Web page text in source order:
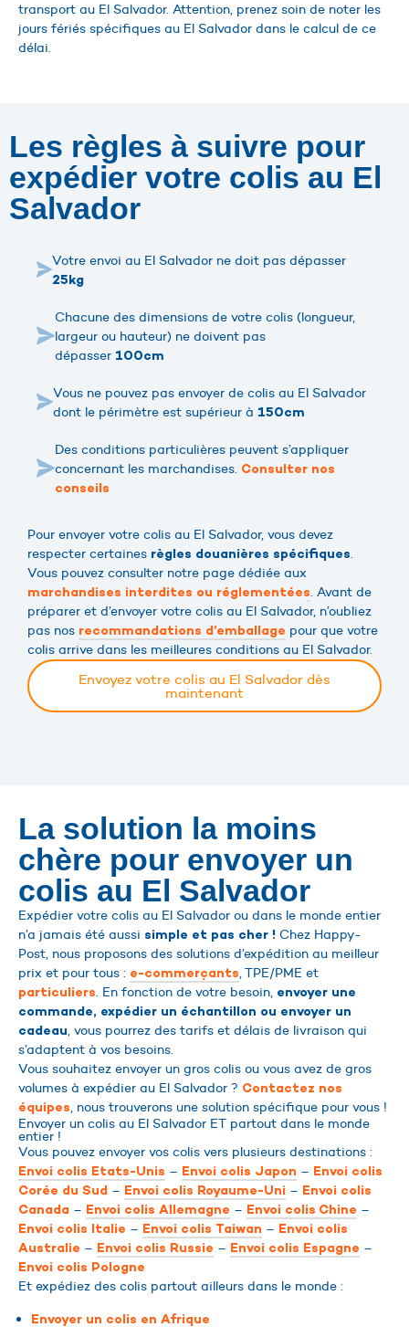
transport au El Salvador. Attention, prenez soin de noter les
jours fériés spécifiques au El Salvador dans le calcul de ce
délai.
Les règles à suivre pour
expédier votre colis au El
Salvador
Votre envoi au El Salvador ne doit pas dépasser
25kg
Chacune des dimensions de votre colis (longueur,
largeur ou hauteur) ne doivent pas
dépasser100cm
Vous ne pouvez pas envoyer de colis au El Salvador
dont le périmètre est supérieur à 150cm
Des conditions particulières peuvent s’appliquer
concernant les marchandises. Consulter nos
conseils
Pour envoyer votre colis au El Salvador, vous devez
respecter certaines règles douanières spécifiques.
Vous pouvez consulter notre page dédiée aux
marchandises interdites ou réglementées. Avant de
préparer et d’envoyer votre colis au El Salvador, n’oubliez
pas nos recommandations d’emballage pour que votre
colis arrive dans les meilleures conditions au El Salvador.
Envoyez votre colis au El Salvador dès
maintenant
La solution la moins
chère pour envoyer un
colis au El Salvador
Expédier votre colis au El Salvador ou dans le monde entier
n’a jamais été aussi simple et pas cher ! Chez Happy-
Post, nous proposons des solutions d’expédition au meilleur
prix et pour tous : e-commerçants, TPE/PME et
particuliers. En fonction de votre besoin, envoyer une
commande, expédier un échantillon ou envoyer un
cadeau, vous pourrez des tarifs et délais de livraison qui
s’adaptent à vos besoins.
Vous souhaitez envoyer un gros colis ou vous avez de gros
volumes à expédier au El Salvador ? Contactez nos
équipes, nous trouverons une solution spécifique pour vous !
Envoyer un colis au El Salvador ET partout dans le monde
entier !
Vous pouvez envoyer vos colis vers plusieurs destinations :
Envoi colis Etats-Unis – Envoi colis Japon – Envoi colis
Corée du Sud – Envoi colis Royaume-Uni – Envoi colis
Canada – Envoi colis Allemagne – Envoi colis Chine –
Envoi colis Italie – Envoi colis Taiwan – Envoi colis
Australie – Envoi colis Russie – Envoi colis Espagne –
Envoi colis Pologne
Et expédiez des colis partout ailleurs dans le monde :
Envoyer un colis en Afrique